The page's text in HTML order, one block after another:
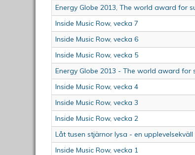
Energy Globe 2013, The world award for
Inside Music Row, vecka 7
Inside Music Row, vecka 6
Inside Music Row, vecka 5
Energy Globe 2013 - The world award for
Inside Music Row, vecka 4
Inside Music Row, vecka 3
Inside Music Row, vecka 2
Låt tusen stjärnor lysa - en
Inside Music Row, vecka 1